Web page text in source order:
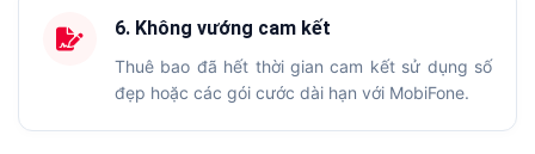
6. Không vướng cam kết
Thuê bao đã hết thời gian cam kết sử dụng số
đẹp hoặc các gói cước dài hạn với MobiFone.